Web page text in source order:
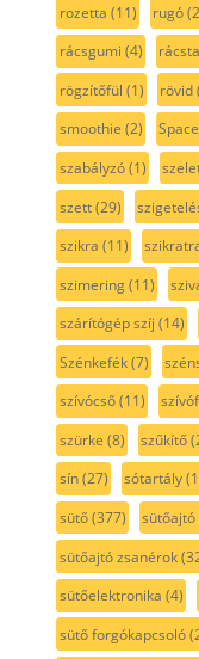
rozetta (11) rugó
rácsgumi (4)
rögzítőfül (1) rövid
smoothie (2)
szabályzó(1)
szett(29)
szikra (11)
szimering(11)
szárítógép szíj (14)
Szénkefék(7)
szívócső(11)
szürke (8) szűkítő
sín(27) sótartály
sütő(377) sütőajtó
sütőajtó zsanérok
sütőelektronika (4)
sütő forgókapcsoló